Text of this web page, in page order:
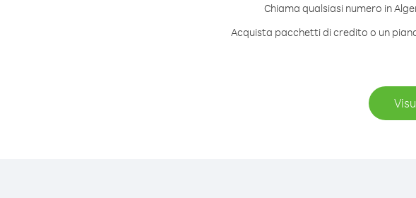
Chiama qualsiasi numero in
Acquista pacchetti di credito o un